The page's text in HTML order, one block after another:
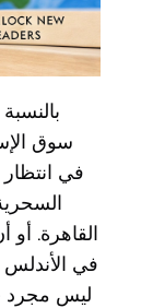
سوق
في انتظار
القاهرة.
في الأندلس
ليس مجرد